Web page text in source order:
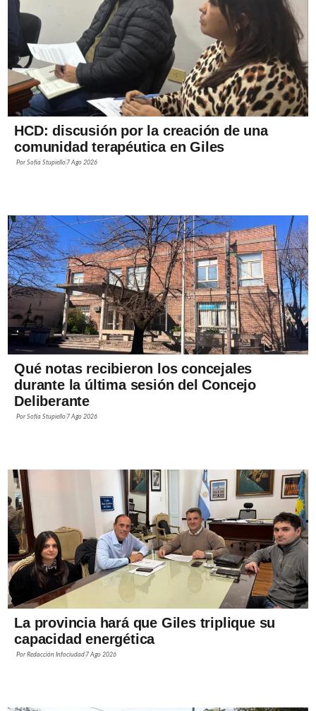
HCD: discusión por la creación de una
comunidad terapéutica en Giles
PorSofía Stupiello 7 Ago 2026
Qué notas recibieron los concejales
durante la última sesión del Concejo
Deliberante
PorSofía Stupiello 7 Ago 2026
La provincia hará que Giles triplique su
capacidad energética
PorRedacción Infociudad 7 Ago 2026